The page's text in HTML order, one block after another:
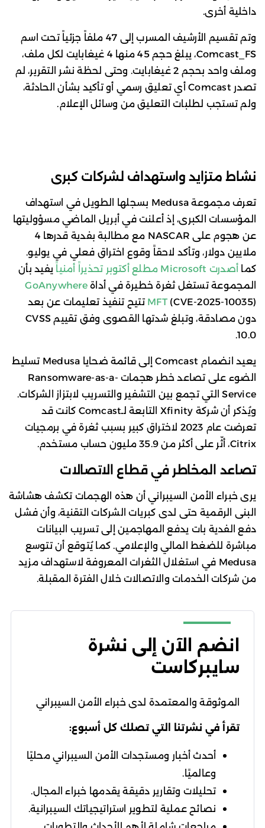
داخلية أخرى.
وتم تقسيم الأرشيف المسرب إلى 47 ملفاً جزئياً تحت اسم
Comcast_FS، يبلغ حجم 45 منها 4 غيغابايت لكل ملف،
وملف واحد بحجم 2 غيغابايت. وحتى لحظة نشر التقرير، لم
تصدر Comcast أي تعليق رسمي أو تأكيد بشأن الحادثة،
ولم تستجب لطلبات التعليق من وسائل الإعلام.
نشاط متزايد واستهداف لشركات كبرى
تعرف مجموعة Medusa بسجلها الطويل في استهداف
المؤسسات الكبرى، إذ أعلنت في أبريل الماضي مسؤوليتها
عن هجوم على NASCAR مع مطالبة بفدية قدرها 4
ملايين دولار، وتأكد لاحقاً وقوع اختراق فعلي في يوليو.
كما أصدرت Microsoft مطلع أكتوبر تحذيراً أمنياً
يفيد بأن
المجموعة تستغل ثغرة خطيرة في أداةGoAnywhere
MFT (CVE-2025-10035) تتيح تنفيذ تعليمات عن بعد
دون مصادقة، وتبلغ شدتها القصوى وفق تقييم CVSS
10.0.
يعيد انضمام Comcast إلى قائمة ضحايا Medusa تسليط
الضوء على تصاعد خطر هجمات Ransomware-as-a-
Service التي تجمع بين التشفير والتسريب لابتزاز الشركات.
ويُذكر أن شركة Xfinity التابعة لـComcast كانت قد
تعرضت عام 2023 لاختراق كبير بسبب ثغرة في برمجيات
Citrix، أثّر على أكثر من 35.9 مليون حساب مستخدم.
تصاعد المخاطر في قطاع الاتصالات
يرى خبراء الأمن السيبراني أن هذه الهجمات تكشف هشاشة
البنى الرقمية حتى لدى كبريات الشركات التقنية، وأن فشل
دفع الفدية بات يدفع المهاجمين إلى تسريب البيانات
مباشرة للضغط المالي والإعلامي. كما يُتوقع أن تتوسع
Medusa في استغلال الثغرات المعروفة لاستهداف مزيد
من شركات الخدمات والاتصالات خلال الفترة المقبلة.
انضم الآن إلى نشرة
سايبركاست
الموثوقة والمعتمدة لدى خبراء الأمن السيبراني
تقرأ في نشرتنا التي تصلك كل أسبوع:
أحدث أخبار ومستجدات الأمن السيبراني محليًا
وعالميًا.
تحليلات وتقارير دقيقة يقدمها خبراء المجال.
نصائح عملية لتطوير استراتيجياتك السيبرانية.